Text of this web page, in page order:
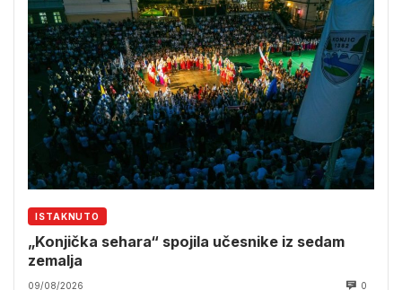
ISTAKNUTO
„Konjička sehara“ spojila učesnike iz sedam
zemalja
09/08/2026 0